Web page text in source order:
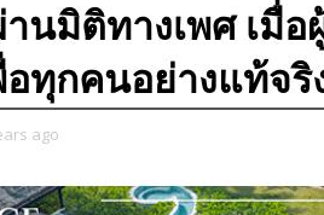
นมิติทางเพศ เมื่
ทุกคนอย่างแท้จริ
ago